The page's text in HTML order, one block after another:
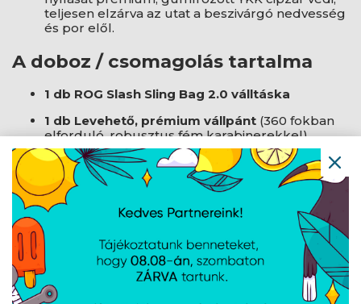
teljesen elzárva az utat a beszivárgó nedvesség
és por elől.
A doboz / csomagolás tartalma
1 db ROG Slash Sling Bag 2.0 válltáska
1 db Levehető, prémium vállpánt (360 fokban
elforduló, robusztus fém karabinerekkel)
1 db ROG Slash márkázott porvédő textilzsák
(a táska szezonális tárolásához)
AJÁNLATUNKBÓL